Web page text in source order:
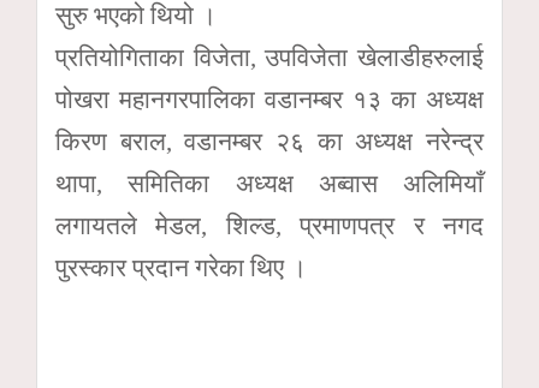
सुरु भएको थियो ।
प्रतियोगिताका विजेता, उपविजेता खेलाडीहरुलाई
पोखरा महानगरपालिका वडानम्बर १३ का अध्यक्ष
किरण बराल, वडानम्बर २६ का अध्यक्ष नरेन्द्र
थापा, समितिका अध्यक्ष अब्वास अलिमियाँ
लगायतले मेडल, शिल्ड, प्रमाणपत्र र नगद
पुरस्कार प्रदान गरेका थिए ।